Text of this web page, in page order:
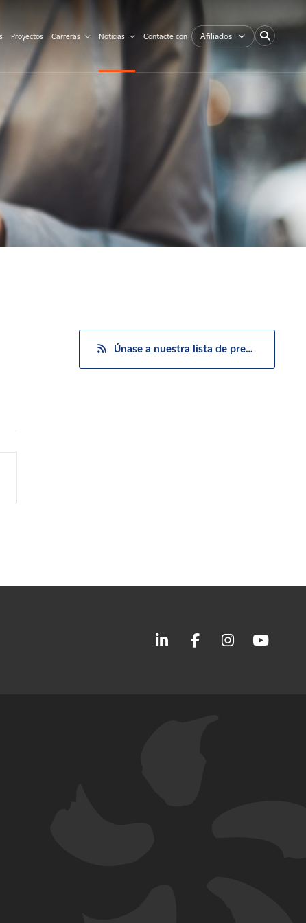
Proyectos Carreras Noticias Contacte con Afiliados
Únase a nuestra lista de prensa